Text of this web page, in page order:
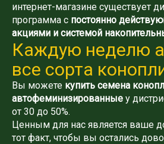
интернет-магазине существует
программа с постоянно
акциями и системой
Каждую неделю
все сорта
Вы можете купить семена
автофеминизированные у
от 30 до 50%.
Ценным для нас является ваше
тот факт, чтобы вы остались